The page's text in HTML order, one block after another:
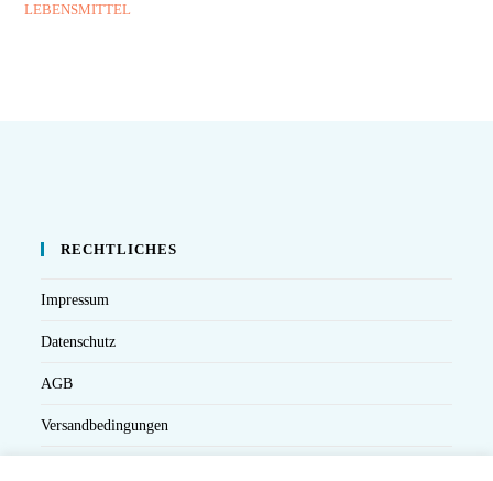
LEBENSMITTEL
RECHTLICHES
Impressum
Datenschutz
AGB
Versandbedingungen